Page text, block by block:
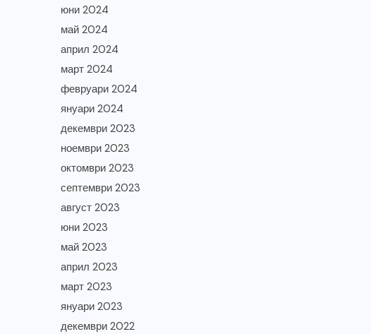
юни 2024
май 2024
април 2024
март 2024
февруари 2024
януари 2024
декември 2023
ноември 2023
октомври 2023
септември 2023
август 2023
юни 2023
май 2023
април 2023
март 2023
януари 2023
декември 2022